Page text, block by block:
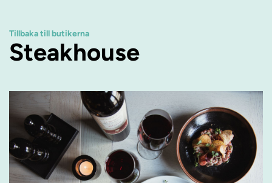
Tillbaka till butikerna
Steakhouse